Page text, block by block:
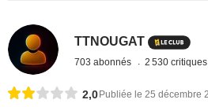
TTNOUGAT
703 abonnés 2 530 critiques
2,0Publiée le 25 décembre